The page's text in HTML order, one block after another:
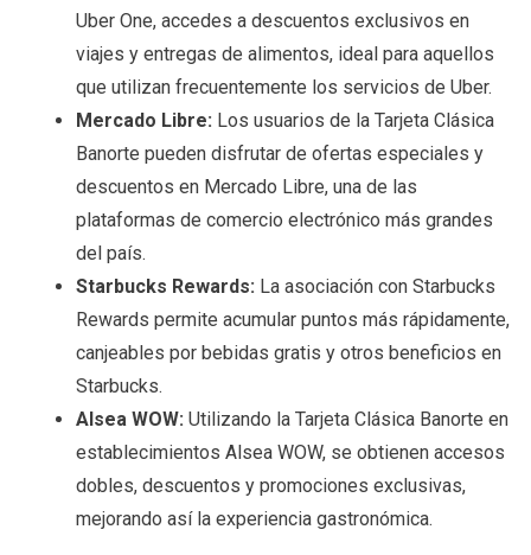
Uber One, accedes a descuentos exclusivos en
viajes y entregas de alimentos, ideal para aquellos
que utilizan frecuentemente los servicios de Uber.
Mercado Libre: Los usuarios de la Tarjeta Clásica
Banorte pueden disfrutar de ofertas especiales y
descuentos en Mercado Libre, una de las
plataformas de comercio electrónico más grandes
del país.
Starbucks Rewards: La asociación con Starbucks
Rewards permite acumular puntos más rápidamente,
canjeables por bebidas gratis y otros beneficios en
Starbucks.
Alsea WOW: Utilizando la Tarjeta Clásica Banorte en
establecimientos Alsea WOW, se obtienen accesos
dobles, descuentos y promociones exclusivas,
mejorando así la experiencia gastronómica.